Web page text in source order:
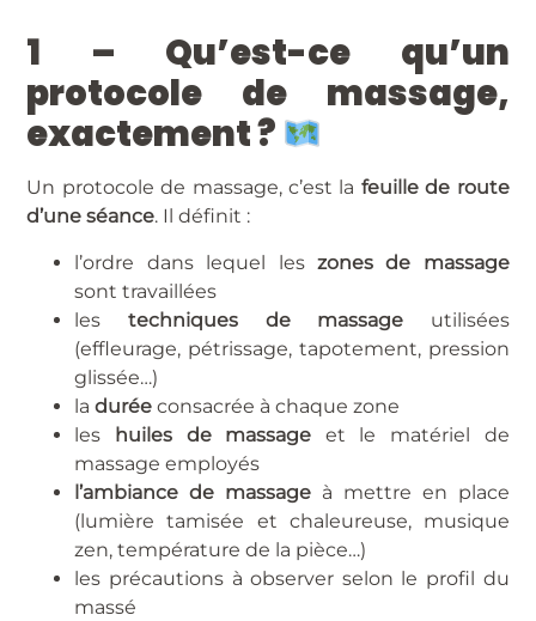
1 – Qu’est-ce qu’un
protocole de massage,
exactement ?
Un protocole de massage, c’est la feuille de route
d’une séance. Il définit :
l’ordre dans lequel les zones de massage
sont travaillées
les techniques de massage utilisées
(effleurage, pétrissage, tapotement, pression
glissée…)
ladurée consacrée à chaque zone
les huiles de massage et le matériel de
massage employés
l’ambiance de massage à mettre en place
(lumière tamisée et chaleureuse, musique
zen, température de la pièce…)
les précautions à observer selon le profil du
massé